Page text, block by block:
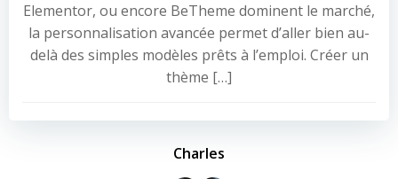
Elementor, ou encore BeTheme dominent le marché,
la personnalisation avancée permet d’aller bien au-
delà des simples modèles prêts à l’emploi. Créer un
thème […]
Charles